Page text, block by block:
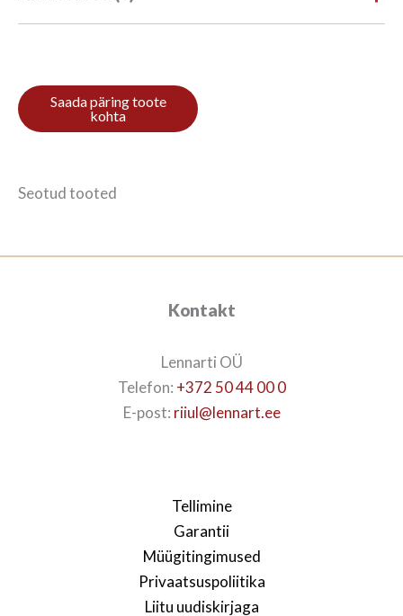
Ole esimene, kes hindab toodet
Seotud tooted
Kontakt
Lennarti OÜ
Telefon: +372 50 44 00 0
E-post: riiul@lennart.ee
Tellimine
Garantii
Müügitingimused
Privaatsuspoliitika
Liitu uudiskirjaga